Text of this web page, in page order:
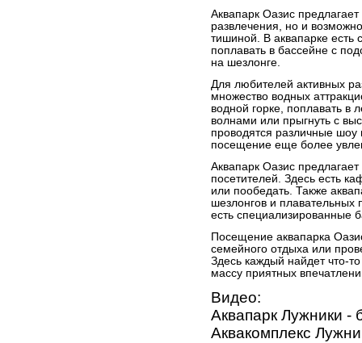
Аквапарк Оазис
развлечения, но и
тишиной. В аквапарке есть
поплавать в бассейне с
на шезлонге.
Для любителей активных
множество водных
водной горке, поплавать в
волнами или прыгнуть с
проводятся различные
посещение еще более
Аквапарк Оазис
посетителей. Здесь есть
или пообедать. Также
шезлонгов и плавательных
есть специализированные
Посещение аквапарка
семейного отдыха или
Здесь каждый найдет что-
массу приятных
Видео:
Аквапарк Лужники -
Аквакомплекс